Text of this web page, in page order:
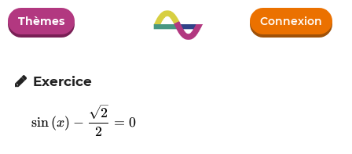
Thèmes Connexion
 Exercice
\sin\left(x\right)-\frac{\sqrt{2}}{2}=0
sin(x) −
2
2
= 0